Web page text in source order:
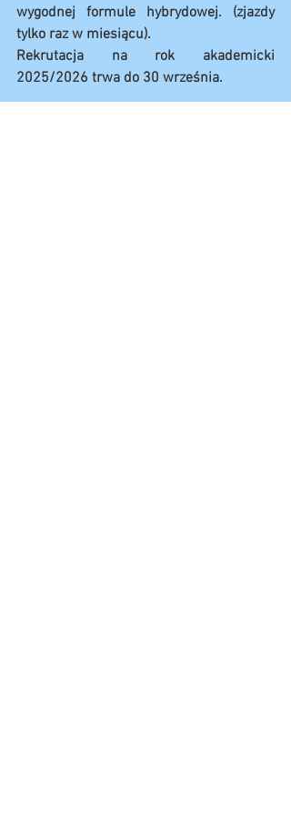
wygodnej formule hybrydowej. (zjazdy
tylko raz w miesiącu).
Rekrutacja na rok akademicki
2025/2026 trwa do 30 września.